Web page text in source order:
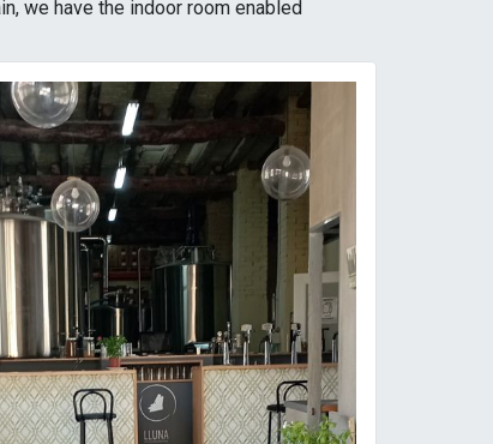
we have the indoor room enabled